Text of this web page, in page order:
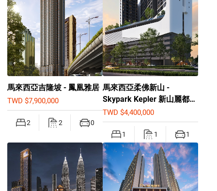
馬來西亞吉隆坡 - 鳳凰雅居
TWD $7,900,000
2 2 0
馬來西亞柔佛新山 -
Skypark Kepler 新山麗都海
天苑曜華庭
TWD $4,400,000
1 1 1